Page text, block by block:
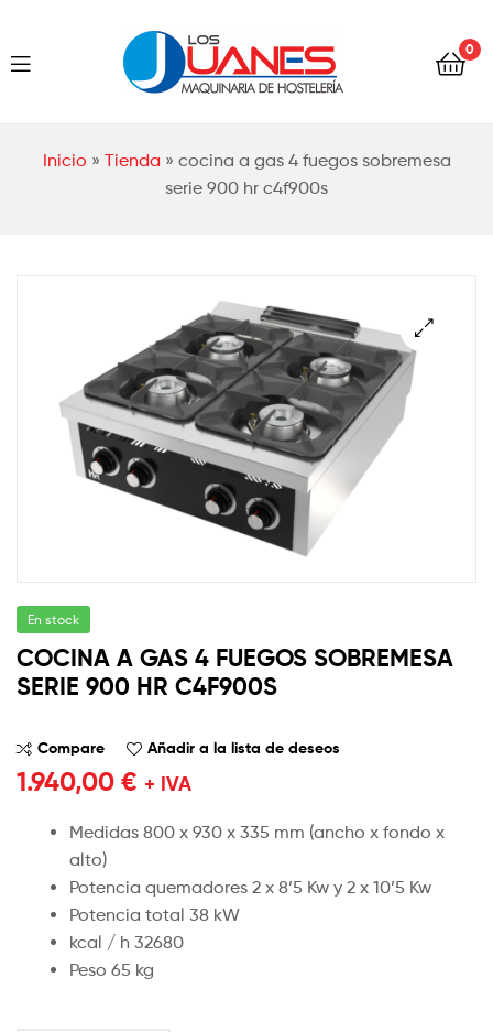
Los
0
Inicio » Tienda » cocina a gas 4 fuegos sobremesa
serie 900 hr c4f900s
Los
En stock
COCINA A GAS 4 FUEGOS SOBREMESA
SERIE 900 HR C4F900S
Compare Añadir a la lista de deseos
1.940,00 € + IVA
Medidas 800 x 930 x 335 mm (ancho x fondo x
alto)
Potencia quemadores 2 x 8’5 Kw y 2 x 10’5 Kw
Potencia total 38 kW
kcal / h 32680
Peso 65 kg